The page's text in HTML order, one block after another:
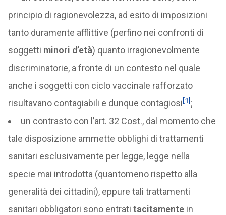
principio di ragionevolezza, ad esito di imposizioni
tanto duramente afflittive (perfino nei confronti di
soggetti minori d’età) quanto irragionevolmente
discriminatorie, a fronte di un contesto nel quale
anche i soggetti con ciclo vaccinale rafforzato
risultavano contagiabili e dunque contagiosi[1] ;
un contrasto con l’art. 32 Cost., dal momento che
tale disposizione ammette obblighi di trattamenti
sanitari esclusivamente per legge, legge nella
specie mai introdotta (quantomeno rispetto alla
generalità dei cittadini), eppure tali trattamenti
sanitari obbligatori sono entrati tacitamentein